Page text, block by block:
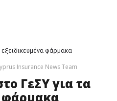
φάρμακα
Insurance News Team
ΓεΣΥ για τα
φάρμακα